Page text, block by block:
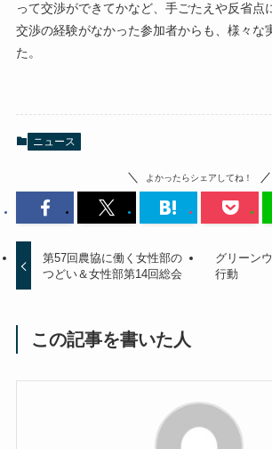
って交渉ができてかなど、手ごたえや反省点
交渉の経験がなかった参加者からも、様々な
た。
ニュース
よかったらシェアしてね！
第57回農協に働く女性部の
つどい＆女性部第14回総会
グリーン
行動
この記事を書いた人